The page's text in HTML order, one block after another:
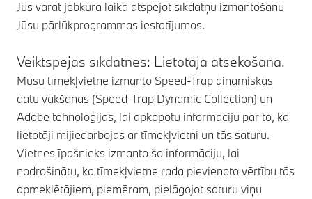
Jūs varat jebkurā laikā atspējot sīkdatņu izmantošanu
Jūsu pārlūkprogrammas iestatījumos.
Veiktspējas sīkdatnes: Lietotāja atsekošana.
Mūsu tīmekļvietne izmanto Speed-Trap dinamiskās
datu vākšanas (Speed-Trap Dynamic Collection) un
Adobe tehnoloģijas, lai apkopotu informāciju par to, kā
lietotāji mijiedarbojas ar tīmekļvietni un tās saturu.
Vietnes īpašnieks izmanto šo informāciju, lai
nodrošinātu, ka tīmekļvietne rada pievienoto vērtību tās
apmeklētājiem, piemēram, pielāgojot saturu viņu